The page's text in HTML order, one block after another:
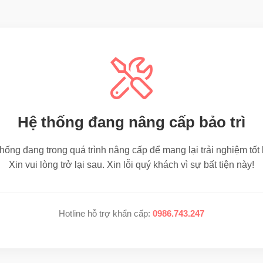
Hệ thống đang nâng cấp bảo trì
đang trong quá trình nâng cấp để mang lại trải nghiệm tốt
Xin vui lòng trở lại sau. Xin lỗi quý khách vì sự bất tiện này!
Hotline hỗ trợ khẩn cấp: 0986.743.247